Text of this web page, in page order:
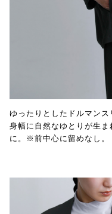
ゆったりとしたドルマン
身幅に自然なゆとりが生
に。※前中心に留めなし。